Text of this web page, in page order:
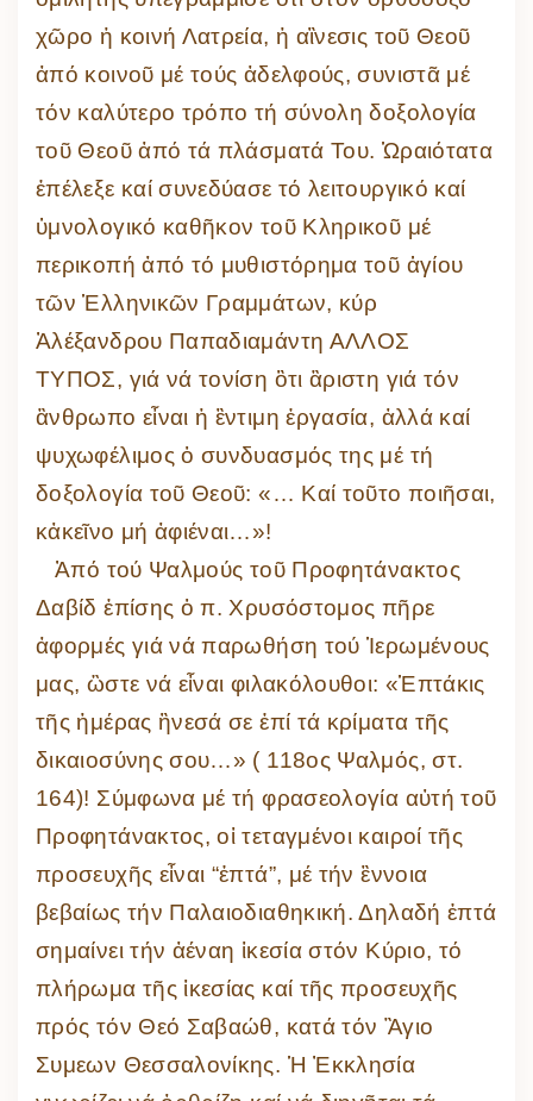
χῶρο ἡ κοινή Λατρεία, ἡ αἲνεσις τοῦ Θεοῦ
ἀπό κοινοῦ μέ τούς ἀδελφούς, συνιστᾶ μέ
τόν καλύτερο τρόπο τή σύνολη δοξολογία
τοῦ Θεοῦ ἀπό τά πλάσματά Του. Ὡραιότατα
ἐπέλεξε καί συνεδύασε τό λειτουργικό καί
ὑμνολογικό καθῆκον τοῦ Κληρικοῦ μέ
περικοπή ἀπό τό μυθιστόρημα τοῦ ἁγίου
τῶν Ἑλληνικῶν Γραμμάτων, κύρ
Ἀλέξανδρου Παπαδιαμάντη ΑΛΛΟΣ
ΤΥΠΟΣ, γιά νά τονίση ὃτι ἂριστη γιά τόν
ἂνθρωπο εἶναι ἡ ἒντιμη ἐργασία, ἀλλά καί
ψυχωφέλιμος ὁ συνδυασμός της μέ τή
δοξολογία τοῦ Θεοῦ: «… Καί τοῦτο ποιῆσαι,
κἀκεῖνο μή ἀφιέναι…»!
Ἀπό τού Ψαλμούς τοῦ Προφητάνακτος
Δαβίδ ἐπίσης ὁ π. Χρυσόστομος πῆρε
ἀφορμές γιά νά παρωθήση τού Ἱερωμένους
μας, ὣστε νά εἶναι φιλακόλουθοι: «Ἑπτάκις
τῆς ἡμέρας ἢνεσά σε ἐπί τά κρίματα τῆς
δικαιοσύνης σου…» ( 118ος Ψαλμός, στ.
164)! Σύμφωνα μέ τή φρασεολογία αὐτή τοῦ
Προφητάνακτος, οἱ τεταγμένοι καιροί τῆς
προσευχῆς εἶναι “ἑπτά”, μέ τήν ἒννοια
βεβαίως τήν Παλαιοδιαθηκική. Δηλαδή ἑπτά
σημαίνει τήν ἀέναη ἱκεσία στόν Κύριο, τό
πλήρωμα τῆς ἱκεσίας καί τῆς προσευχῆς
πρός τόν Θεό Σαβαώθ, κατά τόν Ἃγιο
Συμεων Θεσσαλονίκης. Ἡ Ἐκκλησία